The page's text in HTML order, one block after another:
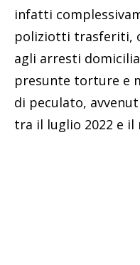
infatti
poliziotti trasferiti,
agli arresti
presunte torture e
di peculato,
tra il luglio 2022 e il